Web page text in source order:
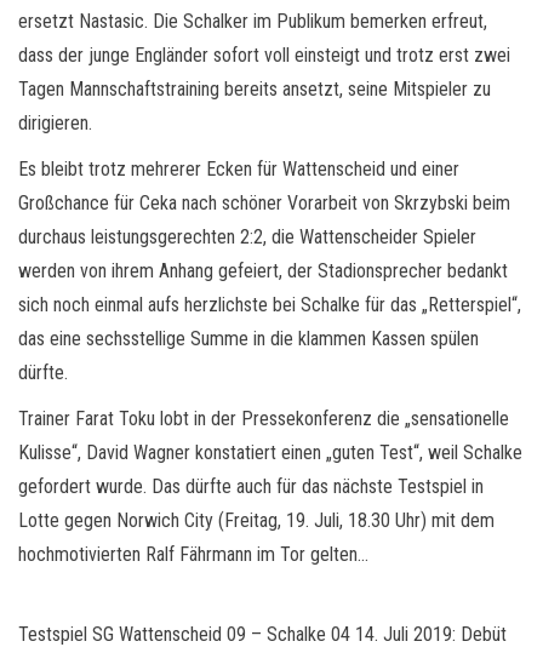
ersetzt Nastasic. Die Schalker im Publikum bemerken erfreut,
dass der junge Engländer sofort voll einsteigt und trotz erst zwei
Tagen Mannschaftstraining bereits ansetzt, seine Mitspieler zu
dirigieren.
Es bleibt trotz mehrerer Ecken für Wattenscheid und einer
Großchance für Ceka nach schöner Vorarbeit von Skrzybski beim
durchaus leistungsgerechten 2:2, die Wattenscheider Spieler
werden von ihrem Anhang gefeiert, der Stadionsprecher bedankt
sich noch einmal aufs herzlichste bei Schalke für das „Retterspiel“,
das eine sechsstellige Summe in die klammen Kassen spülen
dürfte.
Trainer Farat Toku lobt in der Pressekonferenz die „sensationelle
Kulisse“, David Wagner konstatiert einen „guten Test“, weil Schalke
gefordert wurde. Das dürfte auch für das nächste Testspiel in
Lotte gegen Norwich City (Freitag, 19. Juli, 18.30 Uhr) mit dem
hochmotivierten Ralf Fährmann im Tor gelten…
Testspiel SG Wattenscheid 09 – Schalke 04 14. Juli 2019: Debüt